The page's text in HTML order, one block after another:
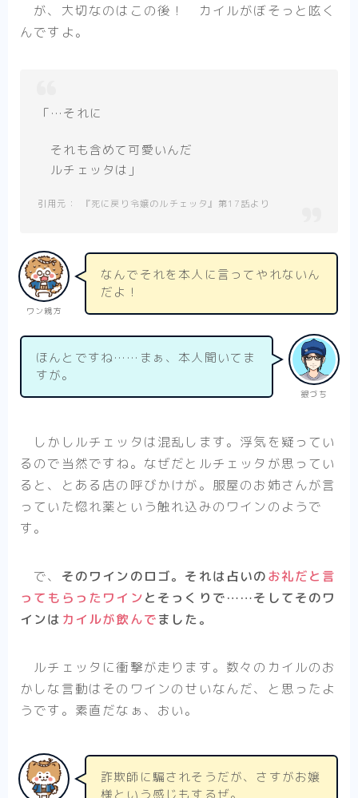
が、大切なのはこの後！ カイルがぼそっと呟く
んですよ。
「…それに
それも含めて可愛いんだ
ルチェッタは」
『死に戻り令嬢のルチェッタ』第17話より
ワン親方
なんでそれを本人に言ってやれないん
だよ！
銀づち
ほんとですね……まぁ、本人聞いてま
すが。
しかしルチェッタは混乱します。浮気を疑ってい
るので当然ですね。なぜだとルチェッタが思ってい
ると、とある店の呼びかけが。服屋のお姉さんが言
っていた惚れ薬という触れ込みのワインのようで
す。
で、 そのワインのロゴ。それは占いのお礼だと言
ってもらったワインとそっくりで……そしてそのワ
インは カイルが飲んでました。
ルチェッタに衝撃が走ります。数々のカイルのお
かしな言動はそのワインのせいなんだ、と思ったよ
うです。素直だなぁ、おい。
詐欺師に騙されそうだが、さすがお嬢
様という感じもするぜ。